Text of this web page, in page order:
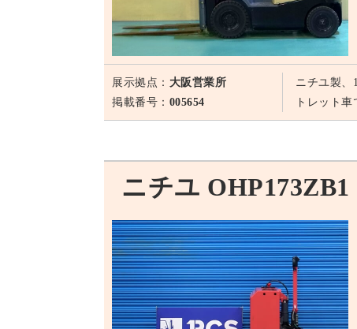
展示拠点： 大阪営業所
掲載番号： 005654
ニチユ製、
トレット
ニチユ OHP173ZB1